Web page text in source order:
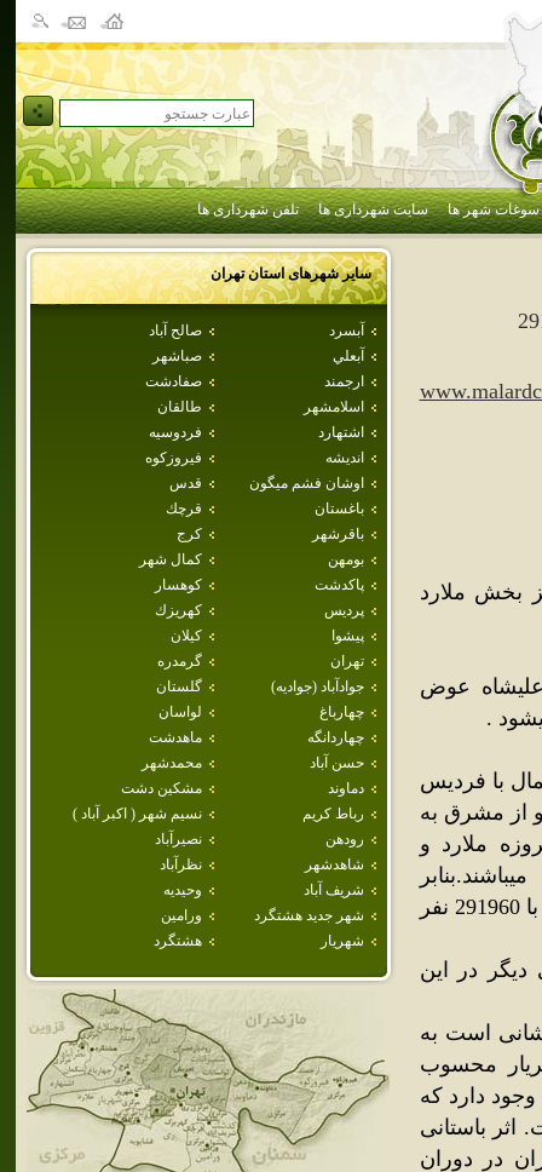
سوغات شهر ها سایت شهرداری ها تلفن شهرداری ها
سایر شهرهای استانتهران
آبسرد
صالح آباد
آبعلي
صباشهر
ارجمند
صفادشت
اسلامشهر
طالقان
اشتهارد
فردوسيه
انديشه
فيروزكوه
اوشان فشم ميگون
قدس
باغستان
قرچك
باقرشهر
كرج
بومهن
كمال شهر
پاكدشت
كوهسار
پرديس
كهريزك
پيشوا
كيلان
تهران
گرمدره
جوادآباد (جواديه)
گلستان
چهارباغ
لواسان
چهاردانگه
ماهدشت
حسن آباد
محمدشهر
دماوند
مشكين دشت
رباط كريم
نسيم شهر ( اكبر آباد )
رودهن
نصيرآباد
شاهدشهر
نظرآباد
شريف آباد
وحيديه
شهر جديد هشتگرد
ورامين
شهريار
هشتگرد
بخش ملارد
باختر علیشاه عوض
با فردیس
از مشرق به
ملارد و
سرشماری مرکز آمار ایران، جمعیت بخش ملارد در سال ۱۳۸۵ برابر با 291960 نفر
دیگر در این
است به
محسوب
دارد که
باستانی
در دوران